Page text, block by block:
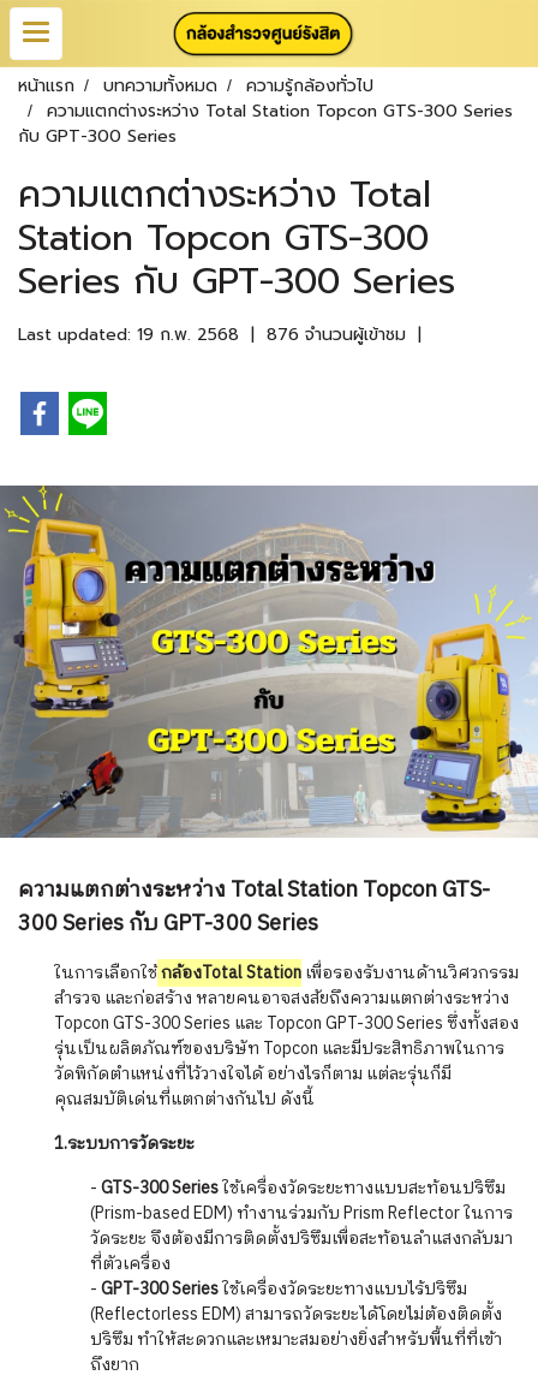
หน้าแรก บทความทั้งหมด
ความรู้กล้องทั่วไป
ความแตกต่างระหว่าง Total Station Topcon GTS-300 Series
กับ GPT-300 Series
ความแตกต่างระหว่าง Total
Station Topcon GTS-300
Series กับ GPT-300 Series
Last updated: 19 ก.พ. 2568 | 876 จำนวนผู้เข้าชม |
ความแตกต่างระหว่าง Total Station Topcon GTS-
300 Series กับ GPT-300 Series
ในการเลือกใช้กล้องTotal Stationเพื่อรองรับงานด้านวิศวกรรม
สำรวจ และก่อสร้าง หลายคนอาจสงสัยถึงความแตกต่างระหว่าง
Topcon GTS-300 Series และ Topcon GPT-300 Series ซึ่งทั้งสอง
รุ่นเป็นผลิตภัณฑ์ของบริษัท Topcon และมีประสิทธิภาพในการ
วัดพิกัดตำแหน่งที่ไว้วางใจได้ อย่างไรก็ตาม แต่ละรุ่นก็มี
คุณสมบัติเด่นที่แตกต่างกันไป ดังนี้
1.ระบบการวัดระยะ
-GTS-300 Seriesใช้เครื่องวัดระยะทางแบบสะท้อนปริซึม
(Prism-based EDM) ทำงานร่วมกับ Prism Reflector ในการ
วัดระยะ จึงต้องมีการติดตั้งปริซึมเพื่อสะท้อนลำแสงกลับมา
ที่ตัวเครื่อง
-GPT-300 Seriesใช้เครื่องวัดระยะทางแบบไร้ปริซึม
(Reflectorless EDM) สามารถวัดระยะได้โดยไม่ต้องติดตั้ง
ปริซึม ทำให้สะดวกและเหมาะสมอย่างยิ่งสำหรับพื้นที่ที่เข้า
ถึงยาก